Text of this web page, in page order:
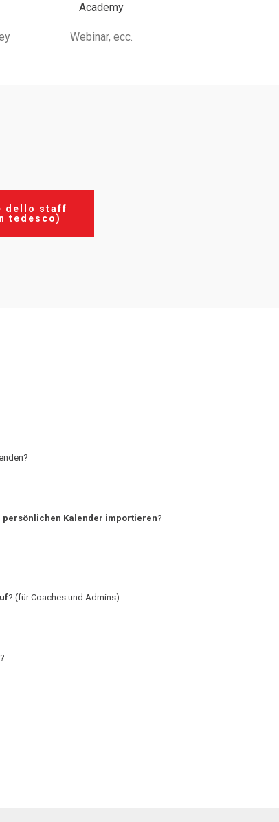
Academy
Webinar, ecc.
dello staff
tedesco)
persönlichen Kalender importieren?
? (für Coaches und Admins)